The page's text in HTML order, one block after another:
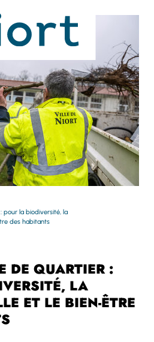
pour la biodiversité, la
des habitants
DE QUARTIER :
LA
ET LE BIEN-ÊTRE